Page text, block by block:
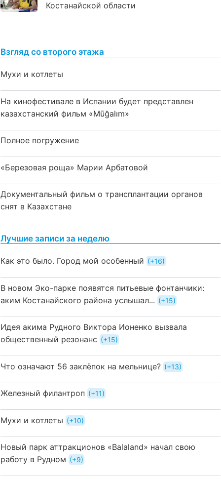
Костанайской области
Взгляд со второго этажа
Мухи и котлеты
На кинофестивале в Испании будет представлен
казахстанский фильм «Mūğalım»
Полное погружение
«Березовая роща» Марии Арбатовой
Документальный фильм о трансплантации органов
снят в Казахстане
Лучшие записи за неделю
Как это было. Город мой особенный +16
В новом Эко-парке появятся питьевые фонтанчики:
аким Костанайского района услышал...
+15
Идея акима Рудного Виктора Ионенко вызвала
общественный резонанс
+15
Что означают 56 заклёпок на мельнице? +13
Железный филантроп +11
Мухи и котлеты +10
Новый парк аттракционов «Balaland» начал свою
работу в Рудном
+9